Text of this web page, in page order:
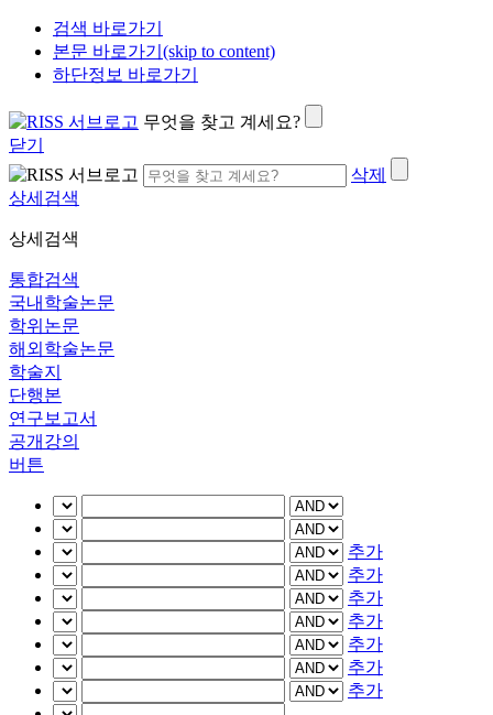
검색 바로가기
본문 바로가기(skip to content)
하단정보 바로가기
무엇을 찾고 계세요?
닫기
삭제
상세검색
상세검색
통합검색
국내학술논문
학위논문
해외학술논문
학술지
단행본
연구보고서
공개강의
버튼
추가
추가
추가
추가
추가
추가
추가